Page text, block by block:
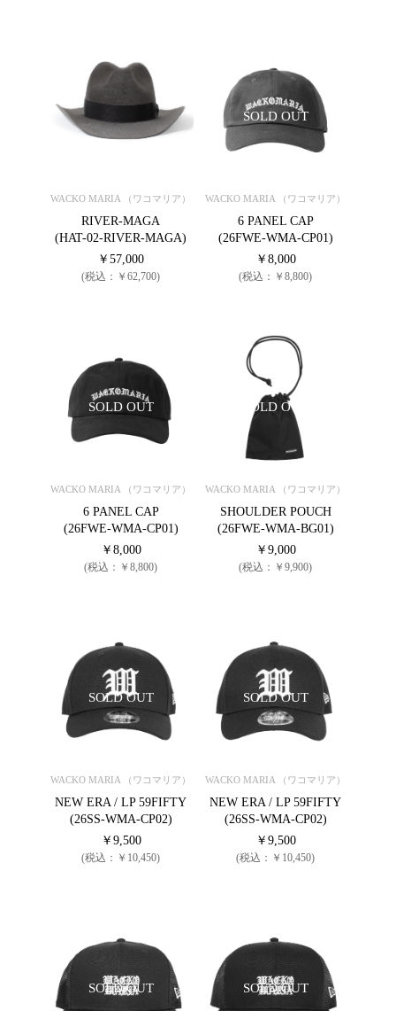
WACKO MARIA （ワコマリア）
RIVER-MAGA
(HAT-02-RIVER-MAGA)
￥57,000
(税込：￥62,700)
SOLD OUT
WACKO MARIA （ワコマリア）
6 PANEL CAP
(26FWE-WMA-CP01)
￥8,000
(税込：￥8,800)
SOLD OUT
WACKO MARIA （ワコマリア）
6 PANEL CAP
(26FWE-WMA-CP01)
￥8,000
(税込：￥8,800)
SOLD OUT
WACKO MARIA （ワコマリア）
SHOULDER POUCH
(26FWE-WMA-BG01)
￥9,000
(税込：￥9,900)
SOLD OUT
WACKO MARIA （ワコマリア）
NEW ERA / LP 59FIFTY
(26SS-WMA-CP02)
￥9,500
(税込：￥10,450)
SOLD OUT
WACKO MARIA （ワコマリア）
NEW ERA / LP 59FIFTY
(26SS-WMA-CP02)
￥9,500
(税込：￥10,450)
SOLD OUT SOLD OUT